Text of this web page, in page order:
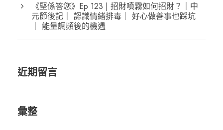
《堅係答您》Ep 123 | 招財噴霧如何招財？｜中
元節後記｜ 認識情緒排毒｜ 好心做善事也踩坑
｜ 能量調頻後的機遇
近期留言
彙整